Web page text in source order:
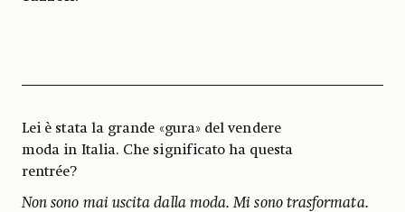
Lei è stata la grande «gura» del vendere
moda in Italia. Che significato ha questa
rentrée?
Non sono mai uscita dalla moda. Mi sono trasformata.